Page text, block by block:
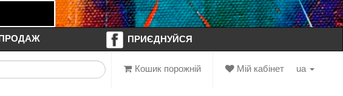
ПРИЄДНУЙСЯ
ua
Мій кабінет
Кошик порожній